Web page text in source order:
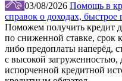
03/08/2026 Помощь в
справок о доходах, быстрое
Поможем получить кредит
по сниженной ставке, срок
либо предоплаты наперёд,
с высокой
испорченной кредитной